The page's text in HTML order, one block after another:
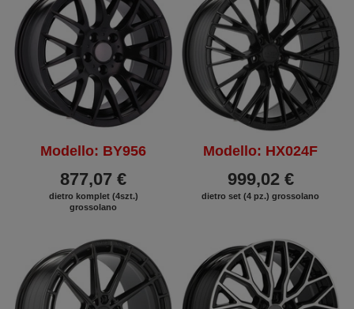
Modello: BY956
877,07 €
dietro komplet (4szt.)
grossolano
Modello: HX024F
999,02 €
dietro set (4 pz.) grossolano